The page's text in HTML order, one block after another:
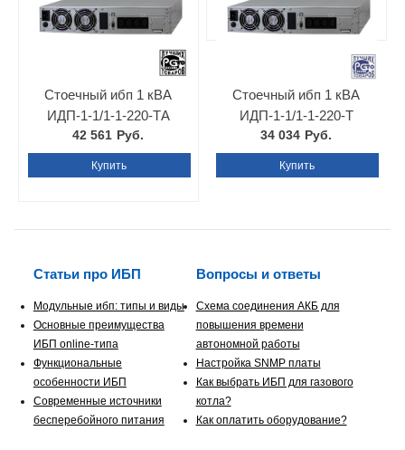
Стоечный ибп 1 кВА
ИДП-1-1/1-1-220-ТА
42 561 Руб.
Купить
Стоечный ибп 1 кВА
ИДП-1-1/1-1-220-Т
34 034 Руб.
Купить
Статьи про ИБП
Модульные ибп: типы и виды
Основные преимущества
ИБП online-типа
Функциональные
особенности ИБП
Современные источники
бесперебойного питания
Вопросы и ответы
Схема соединения АКБ для
повышения времени
автономной работы
Настройка SNMP платы
Как выбрать ИБП для газового
котла?
Как оплатить оборудование?